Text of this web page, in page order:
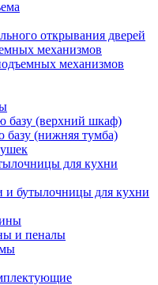
открывания дверей
механизмов
механизмов
(верхний шкаф)
(нижняя тумба)
для кухни
и бутылочницы для кухни
и пеналы